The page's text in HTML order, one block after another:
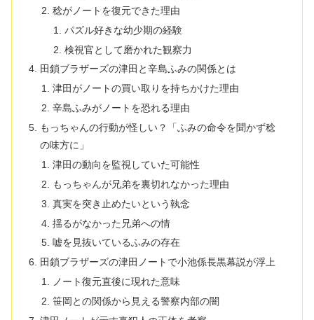
稔がノートを復元できた理由
パズル好きな幼少期の経験
検視官として磨かれた観察力
田鎖ブラザーズの津田と辛島ふみの関係とは
津田がノートの買い取りを持ちかけた理由
辛島ふみがノートを恐れる理由
もっちゃんの行動が怪しい？「ふみの命令を聞かず稔
の味方に」
津田の動向を監視していた可能性
もっちゃんが兄弟を裏切れなかった理由
真実を突き止めたいという執念
揺るがなかった兄弟への情
嘘を見抜いているふみの存在
田鎖ブラザーズの津田ノートで小池係長黒幕説が浮上
ノート復元直後に現れた意味
笹岡との関係から見える警察内部の闇